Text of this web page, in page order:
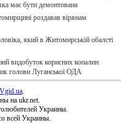
має бути демонтована
роздавав вірянам
який в Житомирській обалсті
видобуток корисних копалин
голови Луганської ОДА
.
на ukr.net.
Украины.
всей Украины.